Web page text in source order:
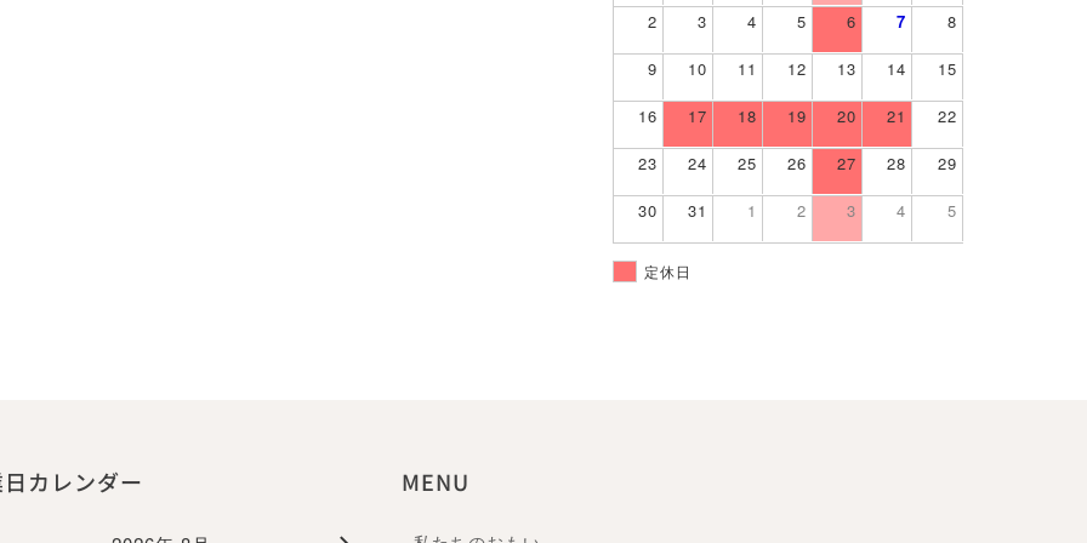
2 3 4 5 6 7 8
9 10 11 12 13 14 15
16 17 18 19 20 21 22
23 24 25 26 27 28 29
30 31 1 2 3 4 5
定休日
カレンダー MENU